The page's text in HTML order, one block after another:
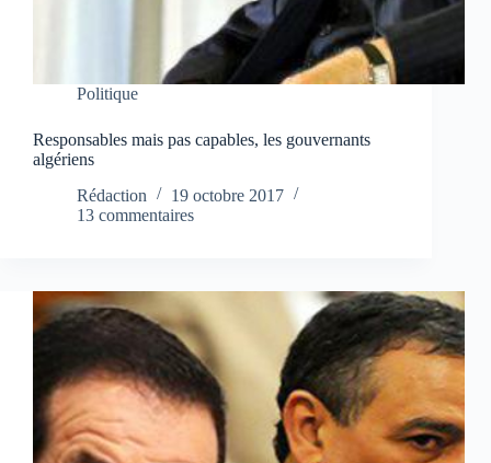
Politique
Responsables mais pas capables, les gouvernants
algériens
Rédaction
19 octobre 2017
13 commentaires